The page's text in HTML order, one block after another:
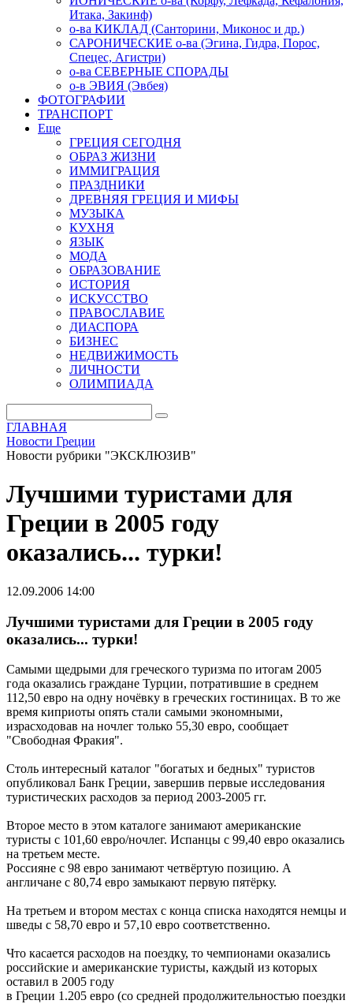
Итака, Закинф)
о-ва КИКЛАД (Санторини, Миконос и др.)
САРОНИЧЕСКИЕ о-ва (Эгина, Гидра, Порос,
Спецес, Агистри)
о-ва СЕВЕРНЫЕ СПОРАДЫ
о-в ЭВИЯ (Эвбея)
ФОТОГРАФИИ
ТРАНСПОРТ
Еще
ГРЕЦИЯ СЕГОДНЯ
ОБРАЗ ЖИЗНИ
ИММИГРАЦИЯ
ПРАЗДНИКИ
ДРЕВНЯЯ ГРЕЦИЯ И МИФЫ
МУЗЫКА
КУХНЯ
ЯЗЫК
МОДА
ОБРАЗОВАНИЕ
ИСТОРИЯ
ИСКУССТВО
ПРАВОСЛАВИЕ
ДИАСПОРА
БИЗНЕС
НЕДВИЖИМОСТЬ
ЛИЧНОСТИ
ОЛИМПИАДА
ГЛАВНАЯ
Новости Греции
Новости рубрики "ЭКСКЛЮЗИВ"
Лучшими туристами для
Греции в 2005 году
оказались... турки!
12.09.2006 14:00
Лучшими туристами для Греции в 2005 году
оказались... турки!
Самыми щедрыми для греческого туризма по итогам 2005
года оказались граждане Турции, потратившие в среднем
112,50 евро на одну ночёвку в греческих гостиницах. В то же
время киприоты опять стали самыми экономными,
израсходовав на ночлег только 55,30 евро, сообщает
"Свободная Фракия".
Столь интересный каталог "богатых и бедных" туристов
опубликовал Банк Греции, завершив первые исследования
туристических расходов за период 2003-2005 гг.
Второе место в этом каталоге занимают американские
туристы с 101,60 евро/ночлег. Испанцы с 99,40 евро оказались
на третьем месте.
Россияне с 98 евро занимают четвёртую позицию. А
англичане с 80,74 евро замыкают первую пятёрку.
На третьем и втором местах с конца списка находятся немцы и
шведы с 58,70 евро и 57,10 евро соответственно.
Что касается расходов на поездку, то чемпионами оказались
российские и американские туристы, каждый из которых
оставил в 2005 году
в Греции 1.205 евро (со средней продолжительностью поездки